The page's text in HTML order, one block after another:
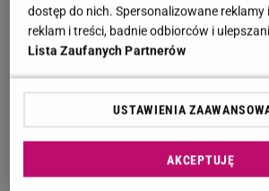
Krzysztof Bosak pozował
miał minę przed głosowaniem
Krzysztof Bosak zjawił się w Sejmie
zdjęciach, które trafiły do mediów,
razem z żoną przemierza korytarze.
dostęp do nich. Spersonalizowane reklamy
reklam i treści, badnie odbiorców i
Lista Zaufanych Partnerów
USTAWIENIA
AKCEPTUJĘ